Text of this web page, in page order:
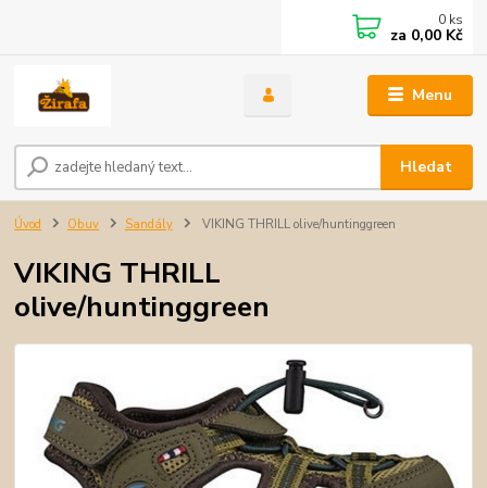
Menu
Hledat
0 ks
za 0,00 Kč
Úvod Obuv Sandály VIKING THRILL olive/huntinggreen
VIKING THRILL
olive/huntinggreen